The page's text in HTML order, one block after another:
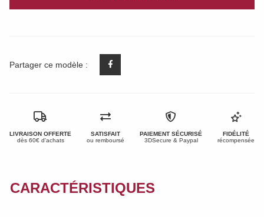
Partager ce modèle :
LIVRAISON OFFERTE
dès 60€ d'achats
SATISFAIT
ou remboursé
PAIEMENT SÉCURISÉ
3DSecure & Paypal
FIDÉLITÉ
récompensée
CARACTÉRISTIQUES